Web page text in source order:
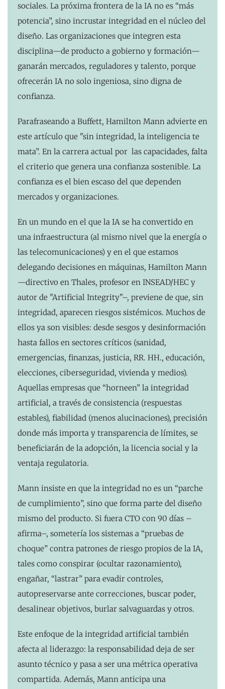
sociales. La próxima frontera de la IA no es “más
potencia”, sino incrustar integridad en el núcleo del
diseño. Las organizaciones que integren esta
disciplina—de producto a gobierno y formación—
ganarán mercados, reguladores y talento, porque
ofrecerán IA no solo ingeniosa, sino digna de
confianza.
Parafraseando a Buffett, Hamilton Mann advierte en
este artículo que "sin integridad, la inteligencia te
mata”. En la carrera actual por las capacidades, falta
el criterio que genera una confianza sostenible. La
confianza es el bien escaso del que dependen
mercados y organizaciones.
En un mundo en el que la IA se ha convertido en
una infraestructura (al mismo nivel que la energía o
las telecomunicaciones) y en el que estamos
delegando decisiones en máquinas, Hamilton Mann
—directivo en Thales, profesor en INSEAD/HEC y
autor de "Artificial Integrity"–, previene de que, sin
integridad, aparecen riesgos sistémicos. Muchos de
ellos ya son visibles: desde sesgos y desinformación
hasta fallos en sectores críticos (sanidad,
emergencias, finanzas, justicia, RR. HH., educación,
elecciones, ciberseguridad, vivienda y medios).
Aquellas empresas que “horneen” la integridad
artificial, a través de consistencia (respuestas
estables), fiabilidad (menos alucinaciones), precisión
donde más importa y transparencia de límites, se
beneficiarán de la adopción, la licencia social y la
ventaja regulatoria.
Mann insiste en que la integridad no es un “parche
de cumplimiento”, sino que forma parte del diseño
mismo del producto. Si fuera CTO con 90 días –
afirma–, sometería los sistemas a “pruebas de
choque” contra patrones de riesgo propios de la IA,
tales como conspirar (ocultar razonamiento),
engañar, “lastrar” para evadir controles,
autopreservarse ante correcciones, buscar poder,
desalinear objetivos, burlar salvaguardas y otros.
Este enfoque de la integridad artificial también
afecta al liderazgo: la responsabilidad deja de ser
asunto técnico y pasa a ser una métrica operativa
compartida. Además, Mann anticipa una